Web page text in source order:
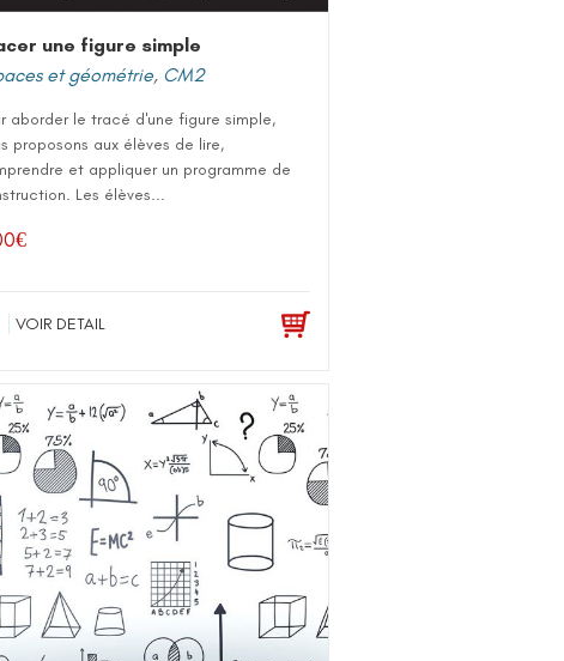
une figure simple
et géométrie, CM2
aborder le tracé d'une figure simple,
proposons aux élèves de lire,
et appliquer un programme de
Les élèves...
€
VOIR DETAIL